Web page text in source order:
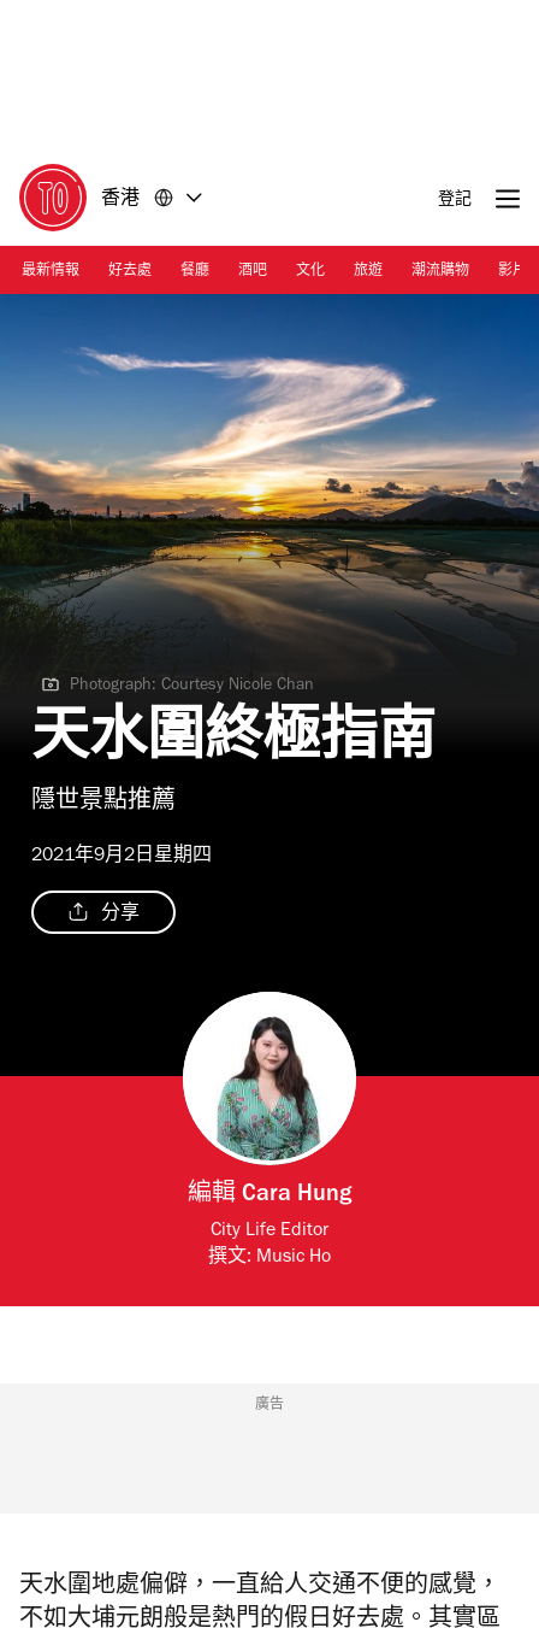
香港 登記
最新情報 好去處 餐廳 酒吧 文化 旅遊 潮流購物 影片
Photograph: Courtesy Nicole Chan
Photograph: Courtesy Nicole Chan
天水圍終極指南
隱世景點推薦
2021年9月2日星期四
分享
編輯 Cara Hung
City Life Editor
撰文: Music Ho
廣告
天水圍地處偏僻，一直給人交通不便的感覺，
不如大埔元朗般是熱門的假日好去處。其實區